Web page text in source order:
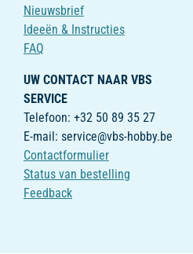
Nieuwsbrief
Ideeën & Instructies
FAQ
UW CONTACT NAAR VBS
SERVICE
Telefoon: +32 50 89 35 27
E-mail: service@vbs-hobby.be
Contactformulier
Status van bestelling
Feedback